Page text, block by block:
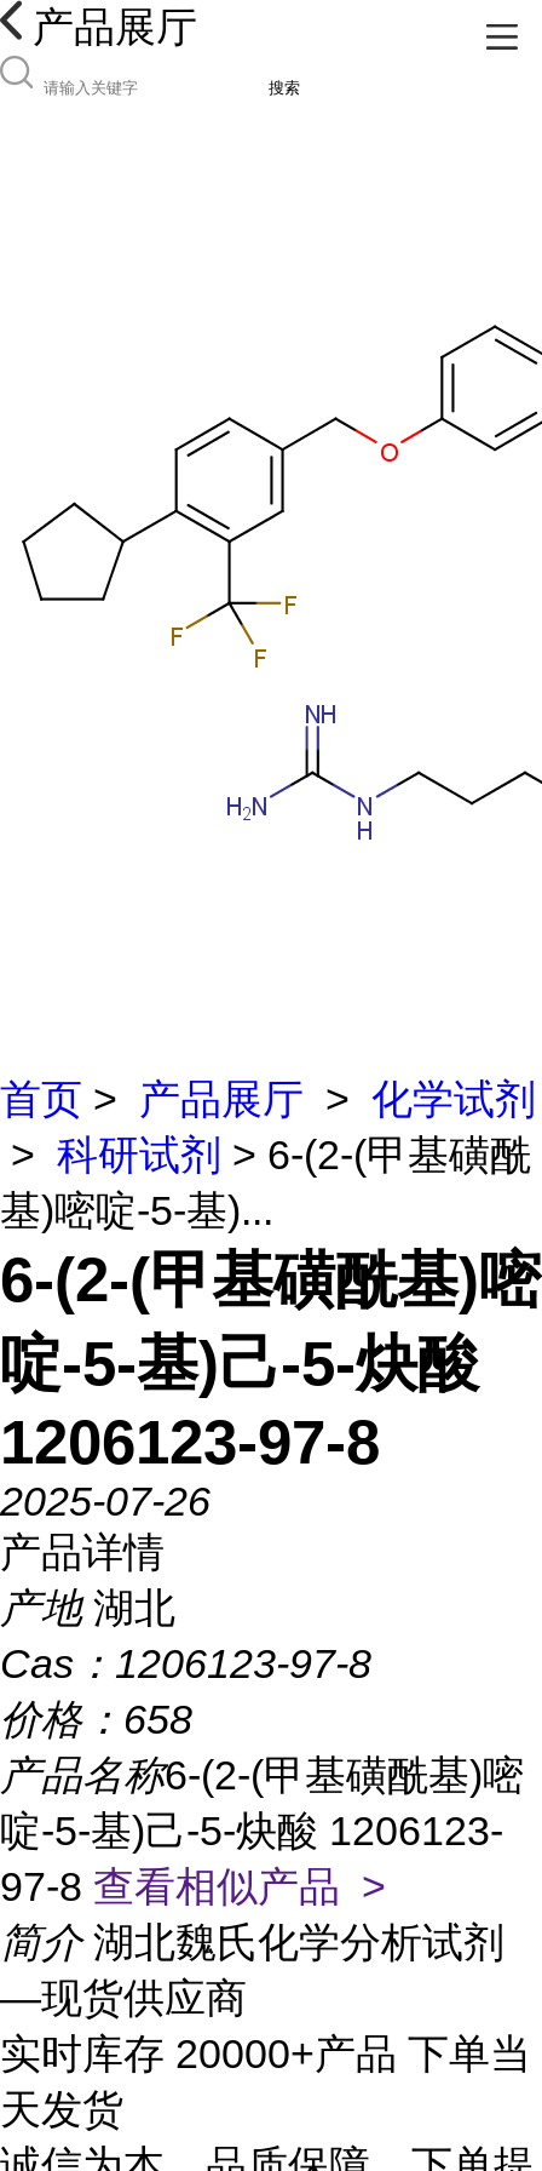
产品展厅
搜索
首页 > 产品展厅 > 化学试剂
> 科研试剂 > 6-(2-(甲基磺酰
基)嘧啶-5-基)...
6-(2-(甲基磺酰基)嘧
啶-5-基)己-5-炔酸
1206123-97-8
2025-07-26
产品详情
产地 湖北
Cas： 1206123-97-8
价格： 658
产品名称6-(2-(甲基磺酰基)嘧
啶-5-基)己-5-炔酸 1206123-
97-8 查看相似产品 >
简介 湖北魏氏化学分析试剂
—现货供应商
实时库存 20000+产品 下单当
天发货